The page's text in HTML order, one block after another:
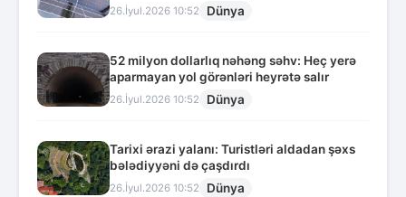
26.İyul.2026 10:52 Dünya
52 milyon dollarlıq nəhəng səhv: Heç yerə
aparmayan yol görənləri heyrətə salır
26.İyul.2026 10:52 Dünya
Tarixi ərazi yalanı: Turistləri aldadan şəxs
bələdiyyəni də çaşdırdı
26.İyul.2026 10:52 Dünya